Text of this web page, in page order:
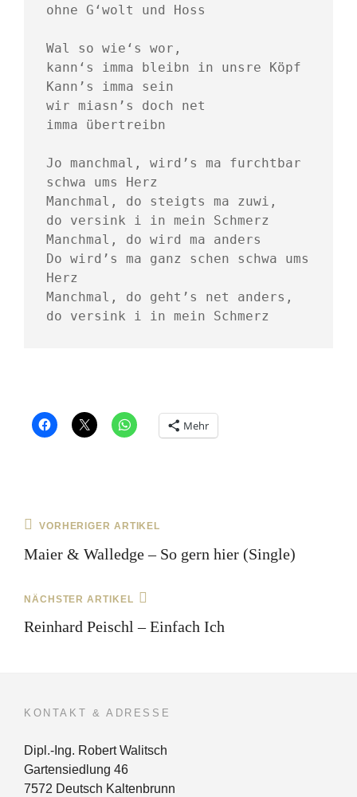
ohne G‘wolt und Hoss
Wal so wie‘s wor,
kann‘s imma bleibn in unsre Köpf
Kann’s imma sein
wir miasn’s doch net
imma übertreibn
Jo manchmal, wird’s ma furchtbar
schwa ums Herz
Manchmal, do steigts ma zuwi,
do versink i in mein Schmerz
Manchmal, do wird ma anders
Do wird’s ma ganz schen schwa ums
Herz
Manchmal, do geht’s net anders,
do versink i in mein Schmerz
Mehr
Beitragsnavigation
vorherige
VORHERIGER ARTIKEL
Maier & Walledge – So gern hier (Single)
nächster
Beitrag
NÄCHSTER ARTIKEL
Reinhard Peischl – Einfach Ich
KONTAKT & ADRESSE
Dipl.-Ing. Robert Walitsch
Gartensiedlung 46
7572 Deutsch Kaltenbrunn